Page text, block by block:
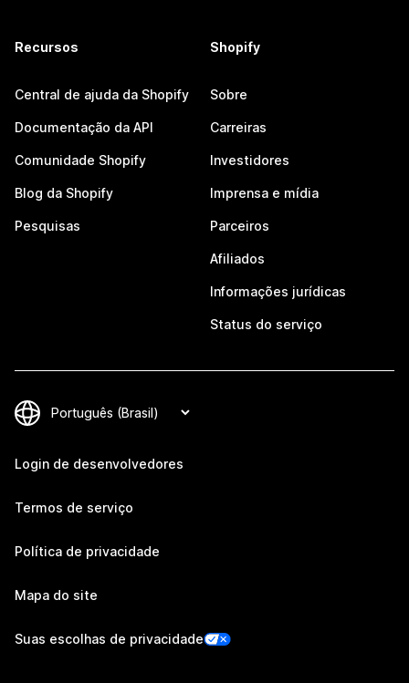
Recursos
Central de ajuda da Shopify
Documentação da API
Comunidade Shopify
Blog da Shopify
Pesquisas
Shopify
Sobre
Carreiras
Investidores
Imprensa e mídia
Parceiros
Afiliados
Informações jurídicas
Status do serviço
Login de desenvolvedores
Termos de serviço
Política de privacidade
Mapa do site
Suas escolhas de privacidade